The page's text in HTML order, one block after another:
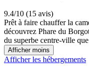
9.4/10 (15 avis)
Prêt à faire chauffer la
découvrez Phare du
du superbe centre-ville
Afficher moins
Afficher les hébergements